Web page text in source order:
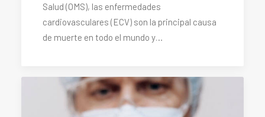
Salud (OMS), las enfermedades
cardiovasculares (ECV) son la principal causa
de muerte en todo el mundo y…